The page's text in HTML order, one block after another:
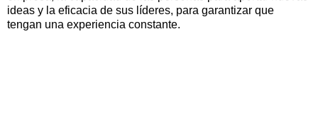
ideas y la eficacia de sus líderes, para garantizar que
tengan una experiencia constante.